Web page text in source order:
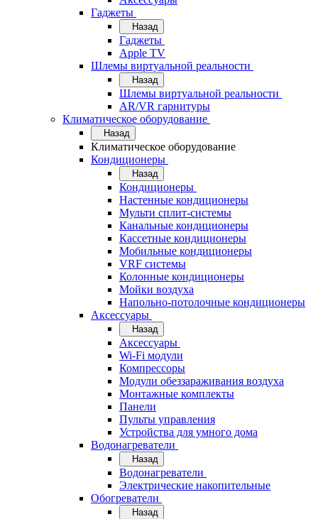
Гаджеты
Назад
Гаджеты
Apple TV
Шлемы виртуальной реальности
Назад
Шлемы виртуальной реальности
AR/VR гарнитуры
Климатическое оборудование
Назад
Климатическое оборудование
Кондиционеры
Назад
Кондиционеры
Настенные кондиционеры
Мульти сплит-системы
Канальные кондиционеры
Кассетные кондиционеры
Мобильные кондиционеры
VRF системы
Колонные кондиционеры
Мойки воздуха
Напольно-потолочные кондиционеры
Аксессуары
Назад
Аксессуары
Wi-Fi модули
Компрессоры
Модули обеззараживания воздуха
Монтажные комплекты
Панели
Пульты управления
Устройства для умного дома
Водонагреватели
Назад
Водонагреватели
Электрические накопительные
Обогреватели
Назад